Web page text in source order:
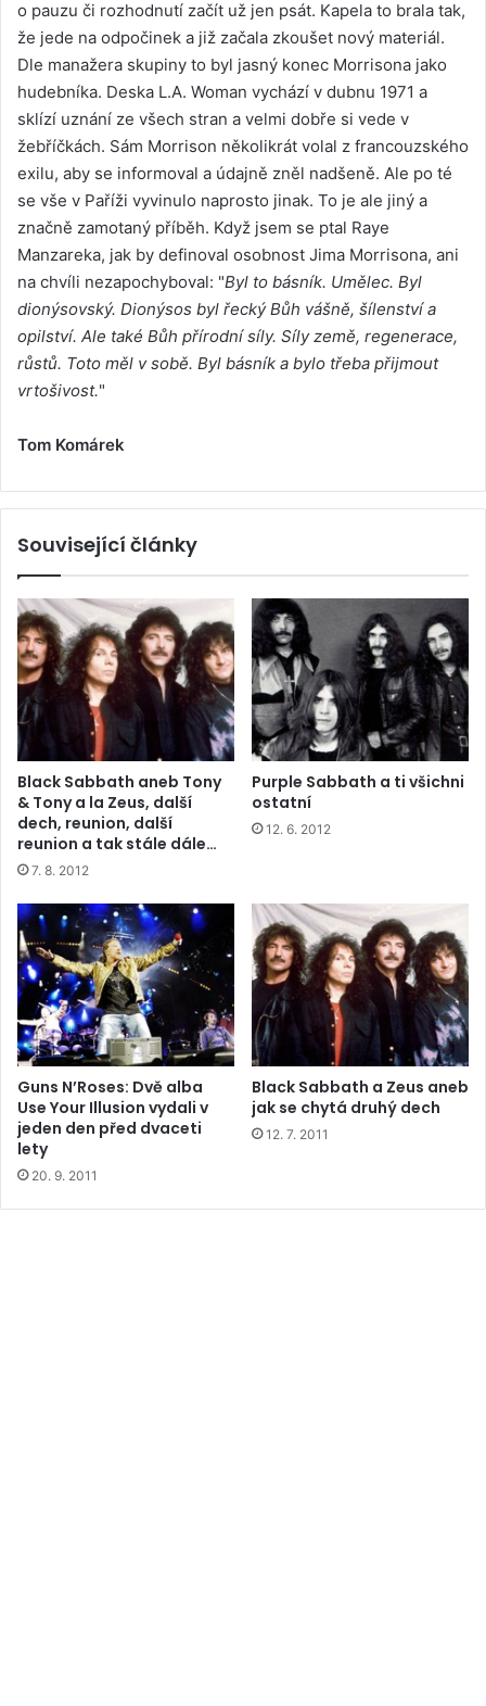
o pauzu či rozhodnutí začít už jen psát. Kapela to brala tak,
že jede na odpočinek a již začala zkoušet nový materiál.
Dle manažera skupiny to byl jasný konec Morrisona jako
hudebníka. Deska L.A. Woman vychází v dubnu 1971 a
sklízí uznání ze všech stran a velmi dobře si vede v
žebříčkách. Sám Morrison několikrát volal z francouzského
exilu, aby se informoval a údajně zněl nadšeně. Ale po té
se vše v Paříži vyvinulo naprosto jinak. To je ale jiný a
značně zamotaný příběh. Když jsem se ptal Raye
Manzareka, jak by definoval osobnost Jima Morrisona, ani
na chvíli nezapochyboval: "Byl to básník. Umělec. Byl
dionýsovský. Dionýsos byl řecký Bůh vášně, šílenství a
opilství. Ale také Bůh přírodní síly. Síly země, regenerace,
růstů. Toto měl v sobě. Byl básník a bylo třeba přijmout
vrtošivost."
Tom Komárek
Související články
Black Sabbath aneb Tony
& Tony a la Zeus, další
dech, reunion, další
reunion a tak stále dále…
7. 8. 2012
Purple Sabbath a ti všichni
ostatní
12. 6. 2012
Guns N’Roses: Dvě alba
Use Your Illusion vydali v
jeden den před dvaceti
lety
20. 9. 2011
Black Sabbath a Zeus aneb
jak se chytá druhý dech
12. 7. 2011